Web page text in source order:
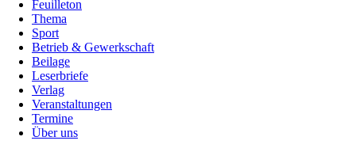
Feuilleton
Thema
Sport
Betrieb & Gewerkschaft
Beilage
Leserbriefe
Verlag
Veranstaltungen
Termine
Über uns